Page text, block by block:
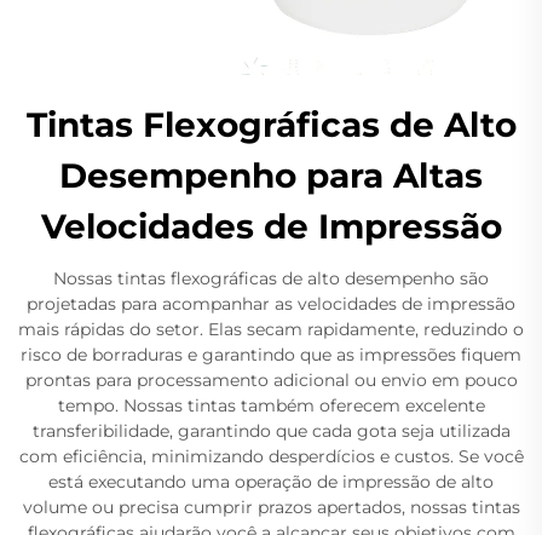
Tintas Flexográficas de Alto
Desempenho para Altas
Velocidades de Impressão
Nossas tintas flexográficas de alto desempenho são
projetadas para acompanhar as velocidades de impressão
mais rápidas do setor. Elas secam rapidamente, reduzindo o
risco de borraduras e garantindo que as impressões fiquem
prontas para processamento adicional ou envio em pouco
tempo. Nossas tintas também oferecem excelente
transferibilidade, garantindo que cada gota seja utilizada
com eficiência, minimizando desperdícios e custos. Se você
está executando uma operação de impressão de alto
volume ou precisa cumprir prazos apertados, nossas tintas